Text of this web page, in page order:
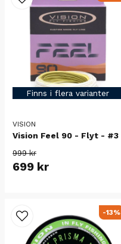
Finns i flera varianter
VISION
Vision Feel 90 - Flyt - #3
999 kr
699 kr
-13%